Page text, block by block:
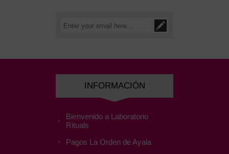
INFORMACIÓN
Bienvenido a Laboratorio
Rituals
Pagos La Orden de Ayala